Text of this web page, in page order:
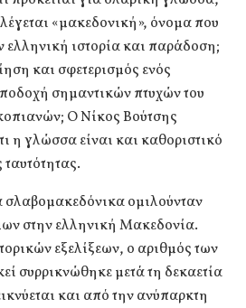
«μακεδονική», όνομα που
ελληνική ιστορία και παράδοση;
και σφετερισμός ενός
σημαντικών πτυχών του
Ο Νίκος Βούτσης
η γλώσσα είναι και καθοριστικό
ταυτότητας.
σλαβομακεδόνικα ομιλούνταν
στην ελληνική Μακεδονία.
εξελίξεων, ο αριθμός των
συρρικνώθηκε μετά τη δεκαετία
και από την ανύπαρκτη